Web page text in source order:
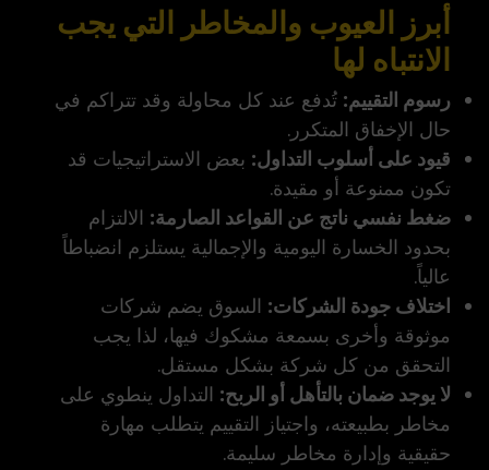
أبرز العيوب والمخاطر التي يجب
الانتباه لها
رسوم التقييم: تُدفع عند كل محاولة وقد تتراكم في
حال الإخفاق المتكرر.
قيود على أسلوب التداول: بعض الاستراتيجيات قد
تكون ممنوعة أو مقيدة.
ضغط نفسي ناتج عن القواعد الصارمة: الالتزام
بحدود الخسارة اليومية والإجمالية يستلزم انضباطاً
عالياً.
اختلاف جودة الشركات: السوق يضم شركات
موثوقة وأخرى بسمعة مشكوك فيها، لذا يجب
التحقق من كل شركة بشكل مستقل.
لا يوجد ضمان بالتأهل أو الربح: التداول ينطوي على
مخاطر بطبيعته، واجتياز التقييم يتطلب مهارة
حقيقية وإدارة مخاطر سليمة.